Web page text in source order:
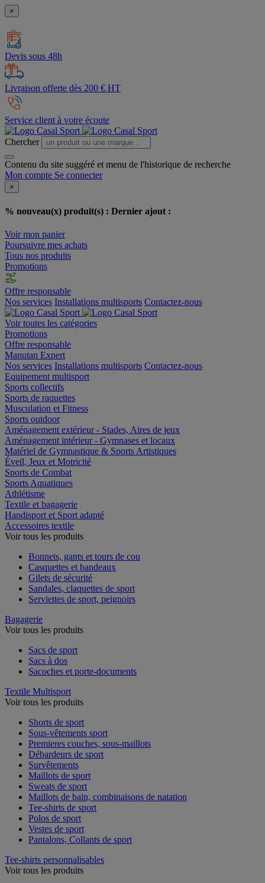
×
Devis sous 48h
Livraison offerte dès 200 € HT
Service client à votre écoute
Chercher
Contenu du site suggéré et menu de l'historique de recherche
Mon compte Se connecter
×
% nouveau(x) produit(s) : Dernier ajout :
Voir mon panier
Poursuivre mes achats
Tous nos produits
Promotions
Offre responsable
Nos services Installations multisports Contactez-nous
Voir toutes les catégories
Promotions
Offre responsable
Manutan Expert
Nos services Installations multisports Contactez-nous
Equipement multisport
Sports collectifs
Sports de raquettes
Musculation et Fitness
Sports outdoor
Aménagement extérieur - Stades, Aires de jeux
Aménagement intérieur - Gymnases et locaux
Matériel de Gymnastique & Sports Artistiques
Éveil, Jeux et Motricité
Sports de Combat
Sports Aquatiques
Athlétisme
Textile et bagagerie
Handisport et Sport adapté
Accessoires textile
Voir tous les produits
Bonnets, gants et tours de cou
Casquettes et bandeaux
Gilets de sécurité
Sandales, claquettes de sport
Serviettes de sport, peignoirs
Bagagerie
Voir tous les produits
Sacs de sport
Sacs à dos
Sacoches et porte-documents
Textile Multisport
Voir tous les produits
Shorts de sport
Sous-vêtements sport
Premieres couches, sous-maillots
Débardeurs de sport
Survêtements
Maillots de sport
Sweats de sport
Maillots de bain, combinaisons de natation
Tee-shirts de sport
Polos de sport
Vestes de sport
Pantalons, Collants de sport
Tee-shirts personnalisables
Voir tous les produits